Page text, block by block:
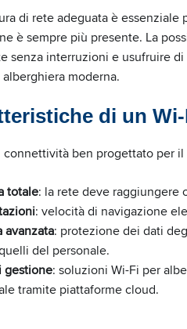
di rete adeguata è
è sempre più presente. La
senza interruzioni e usufruire
moderna.
di un
connettività ben progettato per
totale: la rete deve raggiungere
: velocità di navigazione
avanzata: protezione dei dati
del personale.
gestione: soluzioni Wi-Fi per
tramite piattaforme cloud.